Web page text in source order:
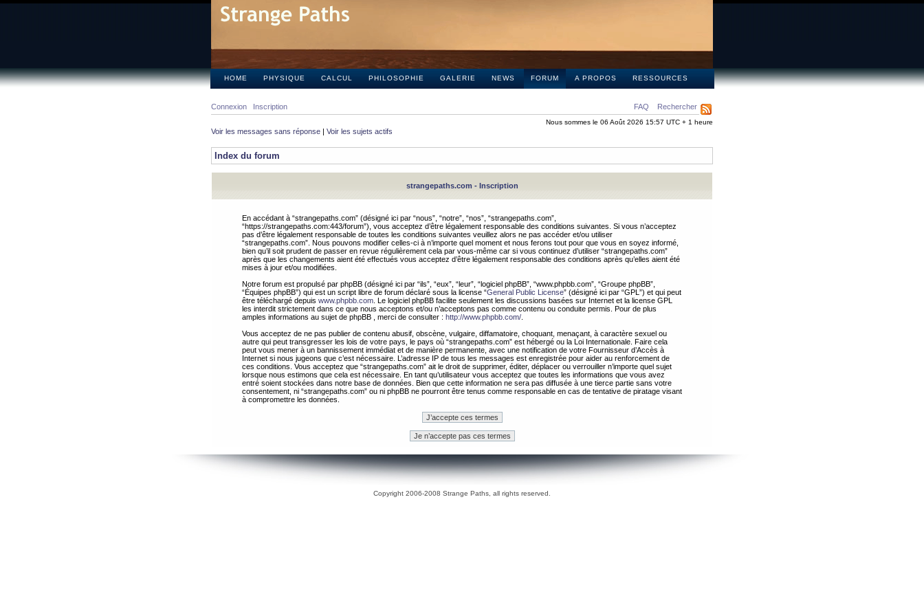
HOME PHYSIQUE CALCUL PHILOSOPHIE GALERIE NEWS FORUM A PROPOS RESSOURCES
FAQ Rechercher
Connexion Inscription
Nous sommes le 06 Août 2026 15:57 UTC + 1 heure
Voir les messages sans réponse | Voir les sujets actifs
Index du forum
strangepaths.com - Inscription
En accédant à “strangepaths.com” (désigné ici par “nous”, “notre”, “nos”, “strangepaths.com”,
“https://strangepaths.com:443/forum”), vous acceptez d’être légalement responsable des conditions suivantes. Si vous n’acceptez
pas d’être légalement responsable de toutes les conditions suivantes veuillez alors ne pas accéder et/ou utiliser
“strangepaths.com”. Nous pouvons modifier celles-ci à n’importe quel moment et nous ferons tout pour que vous en soyez informé,
bien qu’il soit prudent de passer en revue régulièrement cela par vous-même car si vous continuez d’utiliser “strangepaths.com”
après que les changements aient été effectués vous acceptez d’être légalement responsable des conditions après qu’elles aient été
mises à jour et/ou modifiées.
Notre forum est propulsé par phpBB (désigné ici par “ils”, “eux”, “leur”, “logiciel phpBB”, “www.phpbb.com”, “Groupe phpBB”,
“Équipes phpBB”) qui est un script libre de forum déclaré sous la license “General Public License” (désigné ici par “GPL”) et qui peut
être téléchargé depuis www.phpbb.com . Le logiciel phpBB facilite seulement les discussions basées sur Internet et la license GPL
les interdit strictement dans ce que nous acceptons et/ou n’acceptons pas comme contenu ou conduite permis. Pour de plus
amples informations au sujet de phpBB , merci de consulter : http://www.phpbb.com/
Vous acceptez de ne pas publier de contenu abusif, obscène, vulgaire, diffamatoire, choquant, menaçant, à caractère sexuel ou
autre qui peut transgresser les lois de votre pays, le pays où “strangepaths.com” est hébergé ou la Loi Internationale. Faire cela
peut vous mener à un bannissement immédiat et de manière permanente, avec une notification de votre Fournisseur d’Accès à
Internet si nous jugeons que c’est nécessaire. L’adresse IP de tous les messages est enregistrée pour aider au renforcement de
ces conditions. Vous acceptez que “strangepaths.com” ait le droit de supprimer, éditer, déplacer ou verrouiller n’importe quel sujet
lorsque nous estimons que cela est nécessaire. En tant qu’utilisateur vous acceptez que toutes les informations que vous avez
entré soient stockées dans notre base de données. Bien que cette information ne sera pas diffusée à une tierce partie sans votre
consentement, ni “strangepaths.com” ou ni phpBB ne pourront être tenus comme responsable en cas de tentative de piratage visant
à compromettre les données.
Copyright 2006-2008 Strange Paths, all rights reserved.